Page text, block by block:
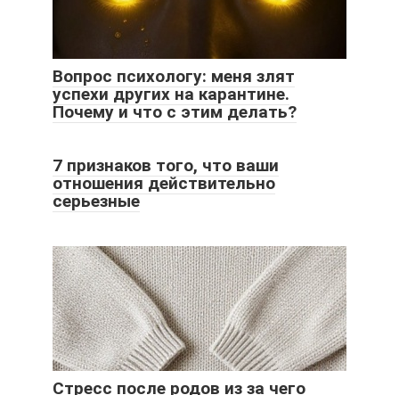
Вопрос психологу: меня злят
успехи других на карантине.
Почему и что с этим делать?
7 признаков того, что ваши
отношения действительно
серьезные
Стресс после родов из за чего